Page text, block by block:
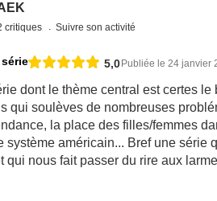
critiques Suivre son activité
5,0Publiée le 24 janvier
dont le thème central est certes
qui soulèves de nombreuses
la place des filles/femmes
système américain... Bref une série
qui nous fait passer du rire aux